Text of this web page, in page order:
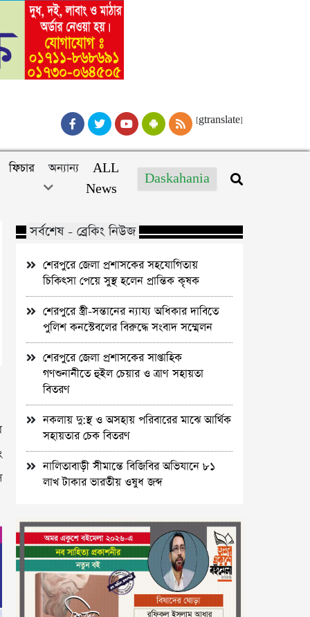
[gtranslate]
ফিচার অন্যান্য
ALL
News
Daskahania
সর্বশেষ - ব্রেকিং নিউজ
শেরপুরে জেলা প্রশাসকের সহযোগিতায়
চিকিৎসা পেয়ে সুস্থ হলেন প্রান্তিক কৃষক
শেরপুরে স্ত্রী-সন্তানের ন্যায্য অধিকার দাবিতে
পুলিশ কনস্টেবলের বিরুদ্ধে সংবাদ সম্মেলন
শেরপুরে জেলা প্রশাসকের সাপ্তাহিক
গণশুনানীতে হুইল চেয়ার ও ত্রাণ সহায়তা
বিতরণ
নকলায় দু:স্থ ও অসহায় পরিবারের মাঝে আর্থিক
সহায়তার চেক বিতরণ
নালিতাবাড়ী সীমান্তে বিজিবির অভিযানে ৮১
লাখ টাকার ভারতীয় ওষুধ জব্দ